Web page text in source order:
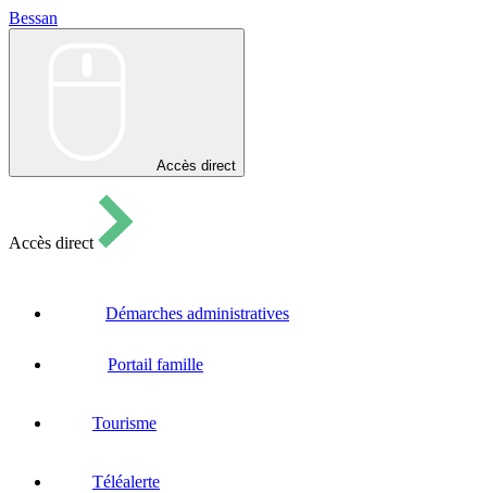
Bessan
Accès direct
Accès direct
Démarches administratives
Portail famille
Tourisme
Téléalerte